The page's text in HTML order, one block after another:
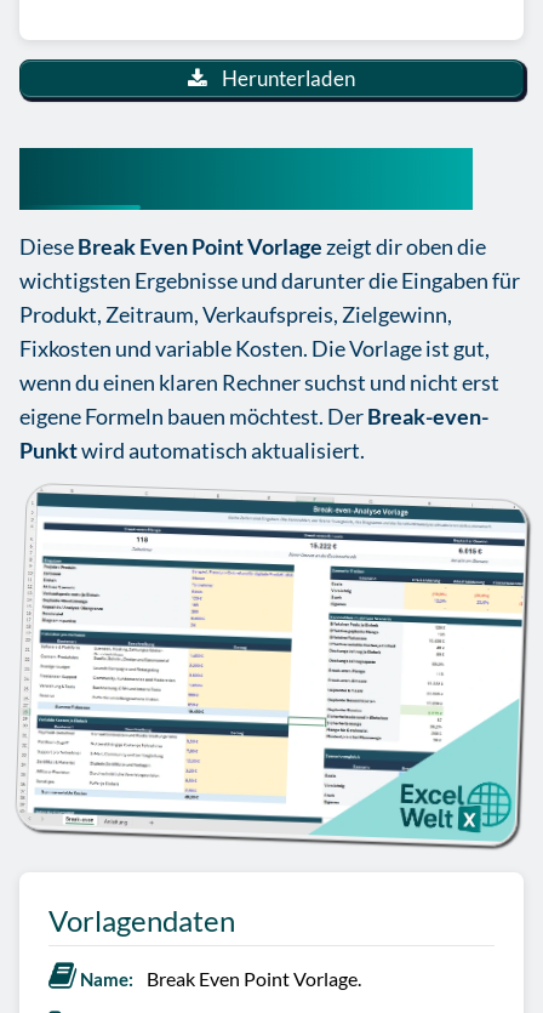
Herunterladen
DieseBreak Even Point Vorlage zeigt dir oben die
wichtigsten Ergebnisse und darunter die Eingaben für
Produkt, Zeitraum, Verkaufspreis, Zielgewinn,
Fixkosten und variable Kosten. Die Vorlage ist gut,
wenn du einen klaren Rechner suchst und nicht erst
eigene Formeln bauen möchtest. DerBreak-even-
Punktwird automatisch aktualisiert.
Vorlagendaten
Name: Break Even Point Vorlage.